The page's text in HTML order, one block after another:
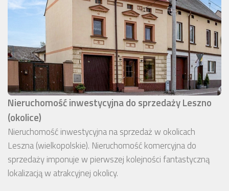
Nieruchomość inwestycyjna do sprzedaży Leszno
(okolice)
Nieruchomość inwestycyjna na sprzedaż w okolicach
Leszna (wielkopolskie). Nieruchomość komercyjna do
sprzedaży imponuje w pierwszej kolejności fantastyczną
lokalizacją w atrakcyjnej okolicy.